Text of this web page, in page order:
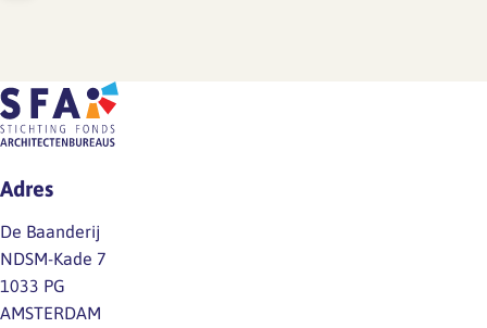
Adres
De Baanderij
NDSM-Kade 7
1033 PG
AMSTERDAM